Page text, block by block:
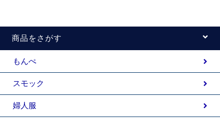
商品をさがす
もんぺ
スモック
婦人服